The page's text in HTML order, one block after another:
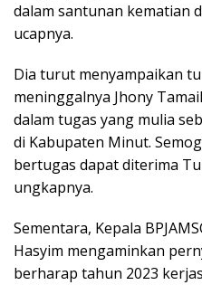
dalam santunan kematian
ucapnya.
Dia turut menyampaikan
meninggalnya Jhony
dalam tugas yang mulia
di Kabupaten Minut.
bertugas dapat diterima
ungkapnya.
Sementara, Kepala
Hasyim mengaminkan
berharap tahun 2023